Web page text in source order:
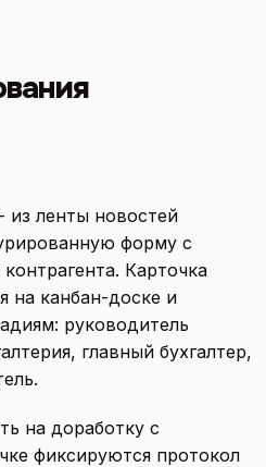
ленты новостей
форму с
Карточка
на канбан-доске и
руководитель
главный бухгалтер,
на доработку с
фиксируются протокол